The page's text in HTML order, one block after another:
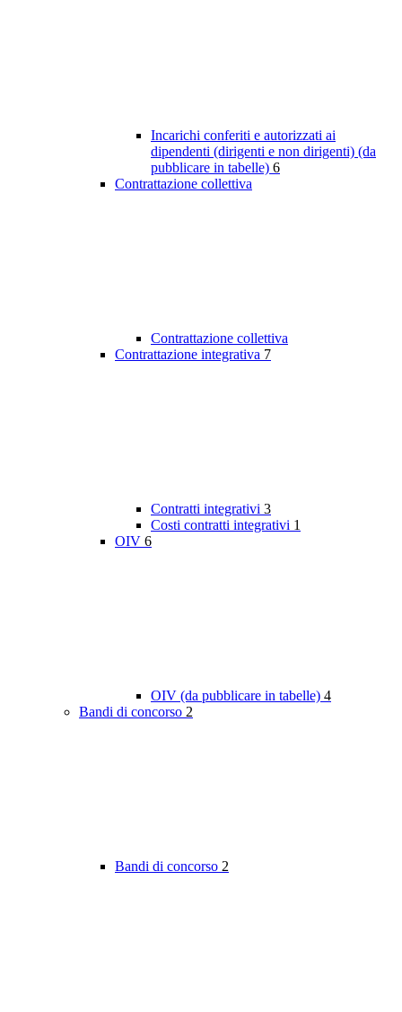
Incarichi conferiti e autorizzati ai
dipendenti (dirigenti e non dirigenti) (da
pubblicare in tabelle) 6
Contrattazione collettiva
Contrattazione collettiva
Contrattazione integrativa 7
Contratti integrativi 3
Costi contratti integrativi 1
OIV 6
OIV (da pubblicare in tabelle) 4
Bandi di concorso 2
Bandi di concorso 2